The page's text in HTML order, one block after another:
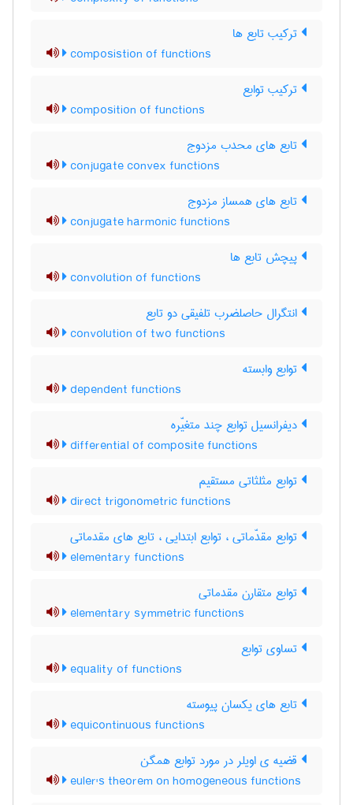
ترکیب تابع ها
composistion of functions
ترکیب توابع
composition of functions
تابع های محدب مزدوج
conjugate convex functions
تابع های همساز مزدوج
conjugate harmonic functions
پیچش تابع ها
convolution of functions
انتگرال حاصلضرب تلفیقی دو تابع
convolution of two functions
توابع وابسته
dependent functions
دیفرانسیل توابع چند متغیّره
differential of composite functions
توابع مثلثاتی مستقیم
direct trigonometric functions
توابع مقدّماتی ، توابع ابتدایی ، تابع های مقدماتی
elementary functions
توابع متقارن مقدماتی
elementary symmetric functions
تساوی توابع
equality of functions
تابع های یکسان پیوسته
equicontinuous functions
قضیه ی اویلر در مورد توابع همگن
euler's theorem on homogeneous functions